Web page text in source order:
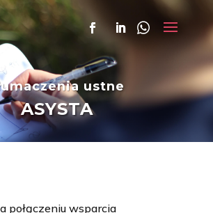
ustne
ASYSTA
połączeniu wsparcia